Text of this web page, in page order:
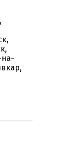
на-